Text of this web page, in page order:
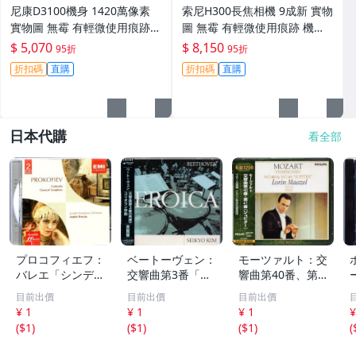
尼康D3100機身 1420萬像素
實物圖 無霉 有輕微使用痕跡
機身原裝 無拆修無翻新 臨-34
3
$ 5,070 95折
折扣碼 直購
索尼H300長焦相機 9成新 實物
圖 無霉 有輕微使用痕跡 機身
鏡頭原裝 無拆修無翻新-3430
$ 8,150 95折
折扣碼 直購
日本代購 看全部
プロコフィエフ：
バレエ「シンデレ
ラ」、交響曲第1
番「古典」 アン
ドレ・プレヴィン
EMI 70
目前出價
¥ 1
($1)
ベートーヴェン：
交響曲第3番「英
雄」、コリオラン
序曲 金聖響 WA
RNER CLASSICS
224
目前出價
¥ 1
($1)
モーツァルト：交
響曲第40番、第4
1番「ジュピタ
ー」 ロリン・マ
ゼール PHILIPS 2
21
目前出價
¥ 1
($1)
(